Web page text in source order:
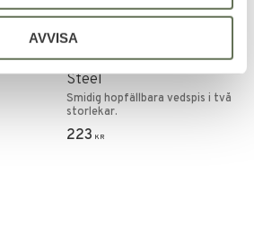
AVVISA
Vedeldad Spis Hobo
Friluftskamin
Hopfällbar Stainless
Steel
Smidig hopfällbara vedspis i två
storlekar.
223 KR